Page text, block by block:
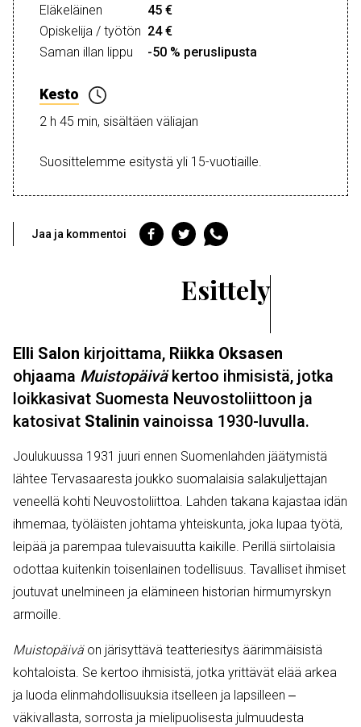
Eläkeläinen
45 €
Opiskelija / työtön 24 €
Saman illan lippu
-50 % peruslipusta
Kesto
2 h 45 min, sisältäen väliajan
Suosittelemme esitystä yli 15-vuotiaille.
Jaa ja kommentoi
Jaa
Facebookiin
Jaa
Twitteriin
Jaa
WhatsAppiin
Esittely
Elli Salon kirjoittama, Riikka Oksasen
ohjaama Muistopäiväkertoo ihmisistä, jotka
loikkasivat Suomesta Neuvostoliittoon ja
katosivat Stalinin vainoissa 1930-luvulla.
Joulukuussa 1931 juuri ennen Suomenlahden jäätymistä
lähtee Tervasaaresta joukko suomalaisia salakuljettajan
veneellä kohti Neuvostoliittoa. Lahden takana kajastaa idän
ihmemaa, työläisten johtama yhteiskunta, joka lupaa työtä,
leipää ja parempaa tulevaisuutta kaikille. Perillä siirtolaisia
odottaa kuitenkin toisenlainen todellisuus. Tavalliset ihmiset
joutuvat unelmineen ja elämineen historian hirmumyrskyn
armoille.
Muistopäiväon järisyttävä teatteriesitys äärimmäisistä
kohtaloista. Se kertoo ihmisistä, jotka yrittävät elää arkea
ja luoda elinmahdollisuuksia itselleen ja lapsilleen ‒
väkivallasta, sorrosta ja mielipuolisesta julmuudesta